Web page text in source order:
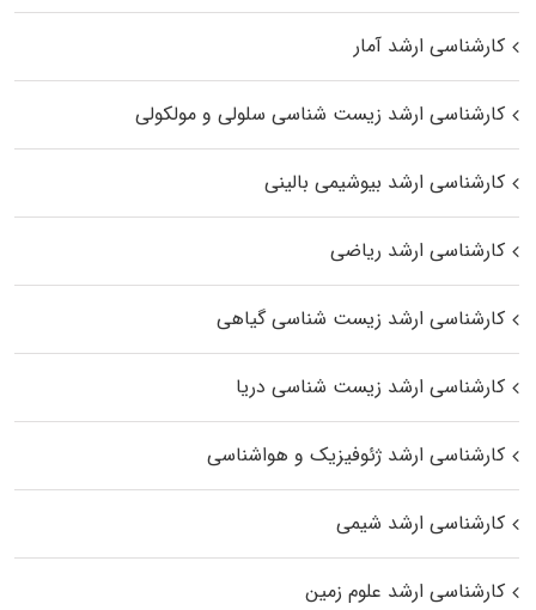
کارشناسی ارشد آمار
کارشناسی ارشد زیست شناسی سلولی و مولکولی
کارشناسی ارشد بیوشیمی بالینی
کارشناسی ارشد ریاضی
کارشناسی ارشد زیست‌ شناسی گیاهی
کارشناسی ارشد زیست‌ شناسی دریا
کارشناسی ارشد ژئوفیزیک و هواشناسی
کارشناسی ارشد شیمی
کارشناسی ارشد علوم زمین